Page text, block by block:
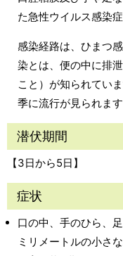
た急性ウイルス感染症
感染経路は、ひまつ
染とは、便の中に排
こと）が知られてい
季に流行が見られます
潜伏期間
【3日から5日】
症状
口の中、手のひら、
ミリメートルの小さ